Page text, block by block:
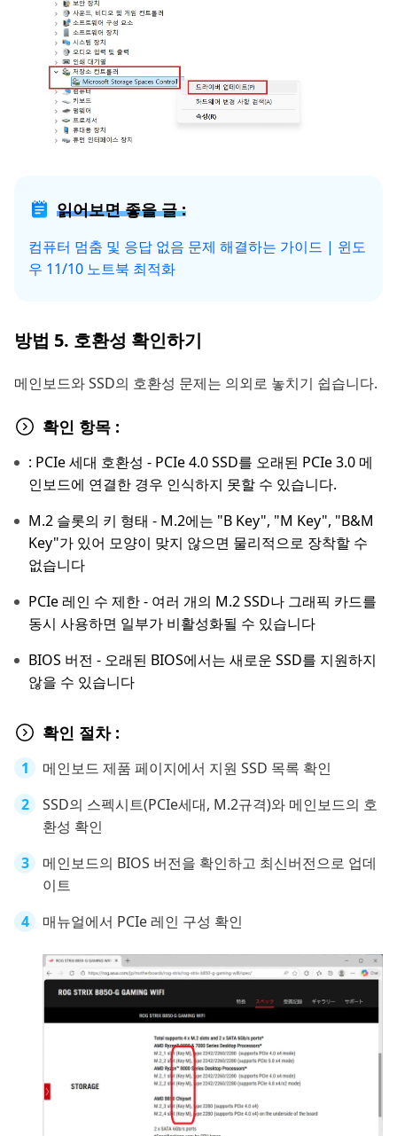
읽어보면 좋을 글 :
컴퓨터 멈춤 및 응답 없음 문제 해결하는 가이드 | 윈도
우 11/10 노트북 최적화
방법 5. 호환성 확인하기
메인보드와 SSD의 호환성 문제는 의외로 놓치기 쉽습니다.
확인 항목 :
: PCIe 세대 호환성 - PCIe 4.0 SSD를 오래된 PCIe 3.0 메
인보드에 연결한 경우 인식하지 못할 수 있습니다.
M.2 슬롯의 키 형태 - M.2에는 "B Key", "M Key", "B&M
Key"가 있어 모양이 맞지 않으면 물리적으로 장착할 수
없습니다
PCIe 레인 수 제한 - 여러 개의 M.2 SSD나 그래픽 카드를
동시 사용하면 일부가 비활성화될 수 있습니다
BIOS 버전 - 오래된 BIOS에서는 새로운 SSD를 지원하지
않을 수 있습니다
확인 절차 :
메인보드 제품 페이지에서 지원 SSD 목록 확인
SSD의 스펙시트(PCIe세대, M.2규격)와 메인보드의 호
환성 확인
메인보드의 BIOS 버전을 확인하고 최신버전으로 업데
이트
매뉴얼에서 PCIe 레인 구성 확인